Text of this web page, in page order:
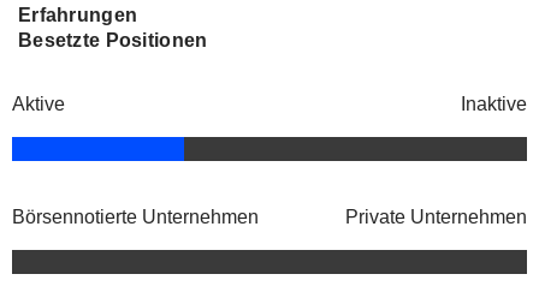
Erfahrungen
Besetzte Positionen
Aktive Inaktive
Börsennotierte Unternehmen Private Unternehmen